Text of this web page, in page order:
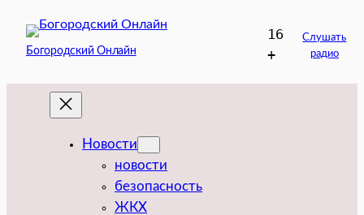
содержимому
Богородский Онлайн
16
+
Слушать
радио
Новости
новости
безопасность
ЖКХ